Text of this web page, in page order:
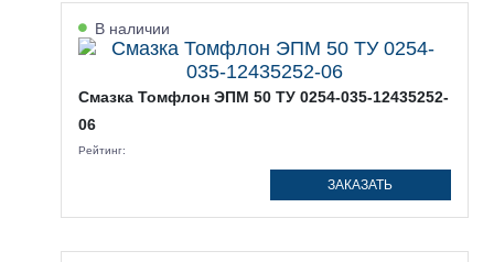
В наличии
Смазка Томфлон ЭПМ 50 ТУ 0254-035-12435252-
06
Рейтинг:
ЗАКАЗАТЬ